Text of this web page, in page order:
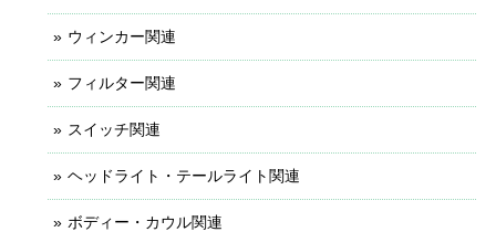
ウィンカー関連
フィルター関連
スイッチ関連
ヘッドライト・テールライト関連
ボディー・カウル関連